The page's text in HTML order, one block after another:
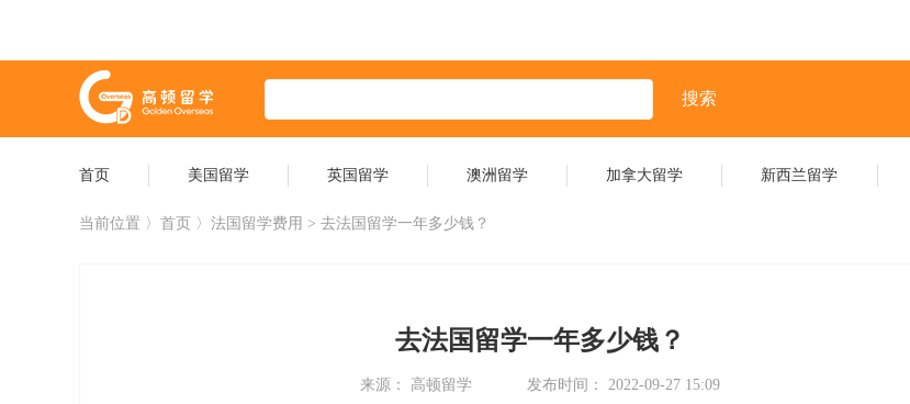
搜索
首页 美国留学 英国留学 澳洲留学 加拿大留学 新西兰留学
当前位置 〉 首页 〉法国留学费用 > 去法国留学一年多少钱？
去法国留学一年多少钱？
来源： 高顿留学 发布时间： 2022-09-27 15:09